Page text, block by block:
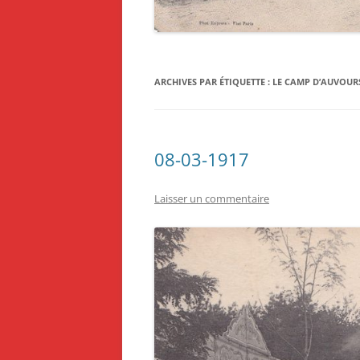
1918
ARCHIVES PAR ÉTIQUETTE : LE CAMP
08-03-1917
Laisser un commentaire